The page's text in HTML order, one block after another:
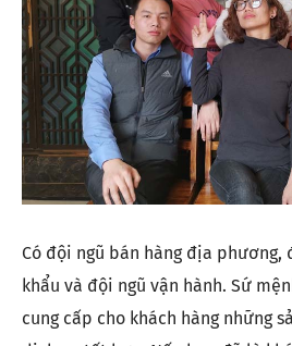
Có đội ngũ bán hàng địa phương,
khẩu và đội ngũ vận hành. Sứ
cung cấp cho khách hàng những